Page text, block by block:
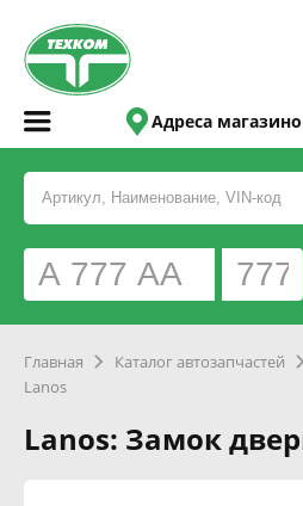
Адреса
Главная Каталог автозапчастей
Lanos
Lanos: Замок